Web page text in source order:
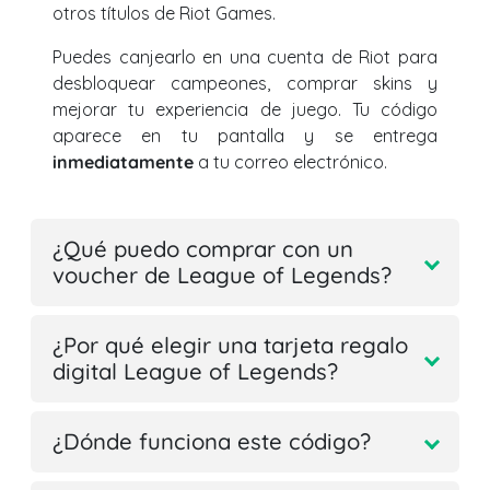
otros títulos de Riot Games.
Puedes canjearlo en una cuenta de Riot para
desbloquear campeones, comprar skins y
mejorar tu experiencia de juego. Tu código
aparece en tu pantalla y se entrega
inmediatamente a tu correo electrónico.
¿Qué puedo comprar con un
voucher de League of Legends?
¿Por qué elegir una tarjeta regalo
digital League of Legends?
¿Dónde funciona este código?